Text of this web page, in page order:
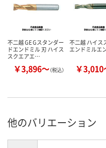
不二越 GE Gスタンダー
ドエンドミル 刃 ハイス
スクエアエ…
￥3,896～（税込）
不二越 ハイス
エンドミルエ
￥3,010
他のバリエーション